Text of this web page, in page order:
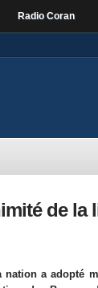
Radio Coran
de la
nation a adopté